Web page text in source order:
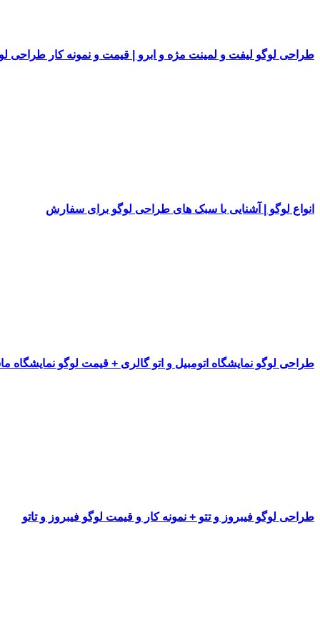
طراحی لوگو لیفت و لمینت مژه و ابرو | قیمت و نمونه کار طراحی
انواع لوگو | آشنایی با سبک های طراحی لوگو برای سفارش
طراحی لوگو نمایشگاه اتومبیل و اتو گالری + قیمت لوگو نمایشگاه
طراحی لوگو فیبروز و تتو + نمونه کار و قیمت لوگو فیبروز و تاتو